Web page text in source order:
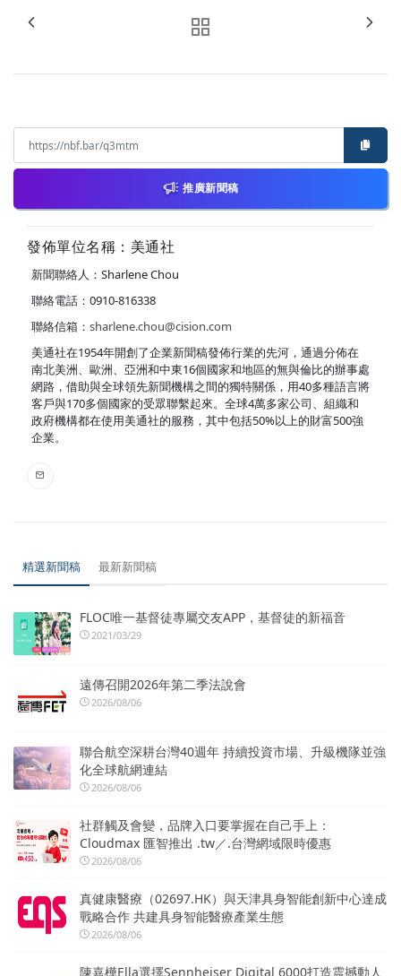
推廣新聞稿
發佈單位名稱：美通社
新聞聯絡人：Sharlene Chou
聯絡電話：0910-816338
聯絡信箱： sharlene.chou@cision.com
美通社在1954年開創了企業新聞稿發佈行業的先河，通過分佈在
南北美洲、歐洲、亞洲和中東16個國家和地區的無與倫比的辦事處
網路，借助與全球領先新聞機構之間的獨特關係，用40多種語言將
客戶與170多個國家的受眾聯繫起來。全球4萬多家公司、組織和
政府機構都在使用美通社的服務，其中包括50%以上的財富500強
企業。
精選新聞稿 最新新聞稿
FLOC唯一基督徒專屬交友APP，基督徒的新福音
2021/03/29
遠傳召開2026年第二季法說會
2026/08/06
聯合航空深耕台灣40週年 持續投資市場、升級機隊並強
化全球航網連結
2026/08/06
社群觸及會變，品牌入口要掌握在自己手上：
Cloudmax 匯智推出 .tw／.台灣網域限時優惠
2026/08/06
真健康醫療（02697.HK）與天津具身智能創新中心達成
戰略合作 共建具身智能醫療產業生態
2026/08/06
陳嘉樺Ella選擇Sennheiser Digital 6000打造震撼動人